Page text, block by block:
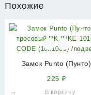
Похожие
Замок Punto (Пунто)
225 ₽
В корзину